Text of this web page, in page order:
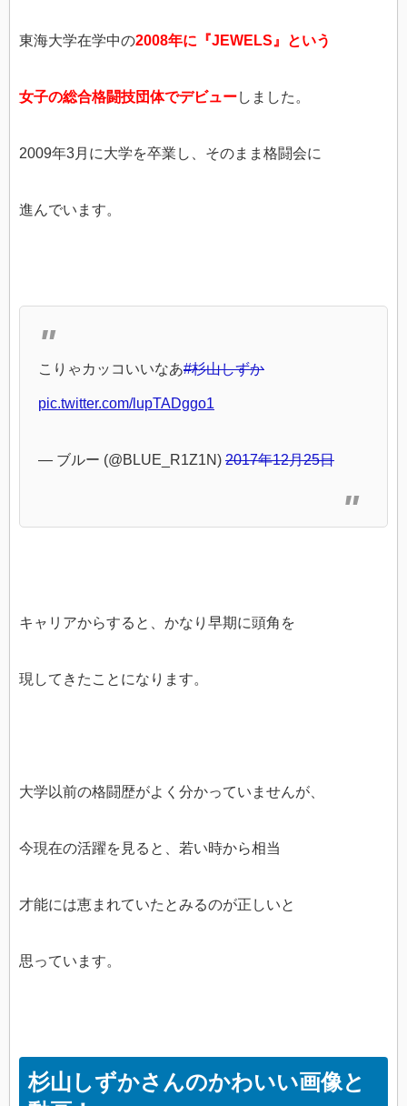
東海大学在学中の2008年に『JEWELS』という
女子の総合格闘技団体でデビューしました。
2009年3月に大学を卒業し、そのまま格闘会に
進んでいます。
こりゃカッコいいなあ#杉山しずか
pic.twitter.com/lupTADggo1
— ブルー (@BLUE_R1Z1N) 2017年12月25日
キャリアからすると、かなり早期に頭角を
現してきたことになります。
大学以前の格闘歴がよく分かっていませんが、
今現在の活躍を見ると、若い時から相当
才能には恵まれていたとみるのが正しいと
思っています。
杉山しずかさんのかわいい画像と